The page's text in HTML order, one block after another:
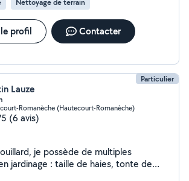
Nettoyage de terrain
profil Contacter
Particulier
Lauze
Romanèche (Hautecourt-Romanèche)
(6 avis)
je possède de multiples
jardinage : taille de haies, tonte de